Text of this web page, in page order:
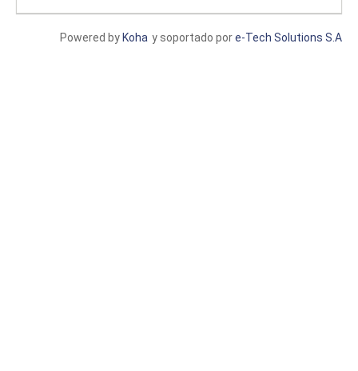
y soportado pore-Tech Solutions S.A
Powered by Koha